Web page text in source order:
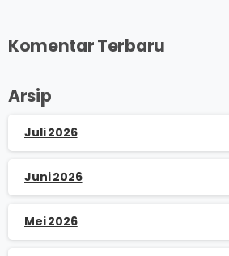
Komentar Terbaru
Arsip
Juli 2026
Juni 2026
Mei 2026